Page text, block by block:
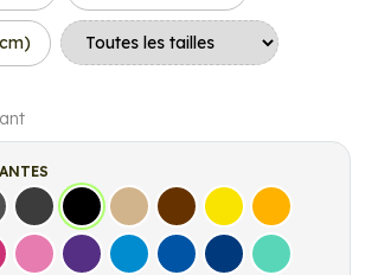
Foncé
Gris Anthracite
Noir Beige Marron Jaune ClairJaune
Rose Violet Bleu clairBleu MoyenBleu FoncéBleu Vert